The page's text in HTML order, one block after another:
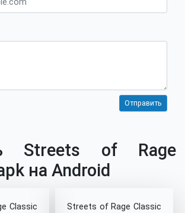
Streets of Rage
на Android
Classic
Streets of Rage Classic